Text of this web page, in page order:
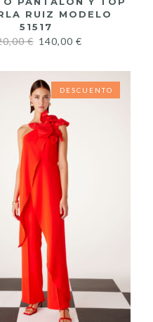
RUIZ MODELO
51517
€ 140,00 €
DESCUENTO
DESCUENTO